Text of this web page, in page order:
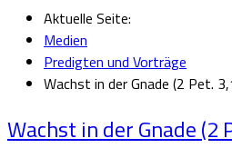
Aktuelle Seite:
Medien
Predigten und Vorträge
Wachst in der Gnade (2 Pet.
Wachst in der Gnade (2